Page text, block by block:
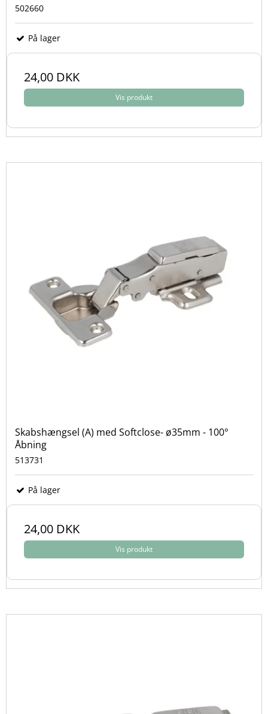
502660
På lager
24,00 DKK
Vis produkt
Skabshængsel (A) med Softclose- ø35mm - 100°
Åbning
513731
På lager
24,00 DKK
Vis produkt